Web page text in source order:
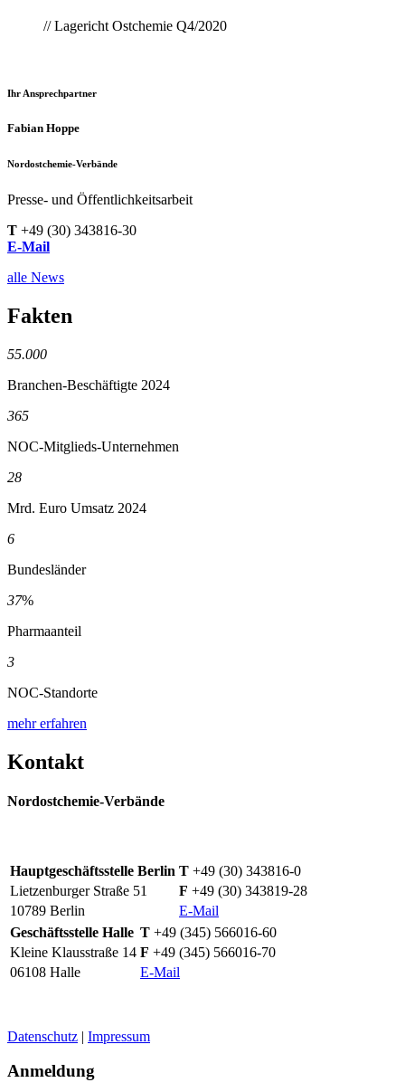
// Lagericht Ostchemie Q4/2020
Ihr Ansprechpartner
Fabian Hoppe
Nordostchemie-Verbände
Presse- und Öffentlichkeitsarbeit
T +49 (30) 343816-30
E-Mail
alle News
Fakten
55.000
Branchen-Beschäftigte 2024
365
NOC-Mitglieds-Unternehmen
28
Mrd. Euro Umsatz 2024
6
Bundesländer
37%
Pharmaanteil
3
NOC-Standorte
mehr erfahren
Kontakt
Nordostchemie-Verbände
Hauptgeschäftsstelle Berlin T +49 (30) 343816-0
Lietzenburger Straße 51
F +49 (30) 343819-28
10789 Berlin
E-Mail
Geschäftsstelle Halle T +49 (345) 566016-60
Kleine Klausstraße 14 F +49 (345) 566016-70
06108 Halle
E-Mail
Datenschutz | Impressum
Anmeldung